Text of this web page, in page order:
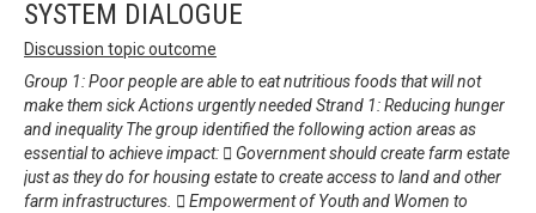
SYSTEM DIALOGUE
Discussion topic outcome
Group 1: Poor people are able to eat nutritious foods that will not
make them sick Actions urgently needed Strand 1: Reducing hunger
and inequality The group identified the following action areas as
essential to achieve impact:  Government should create farm estate
just as they do for housing estate to create access to land and other
farm infrastructures.  Empowerment of Youth and Women to